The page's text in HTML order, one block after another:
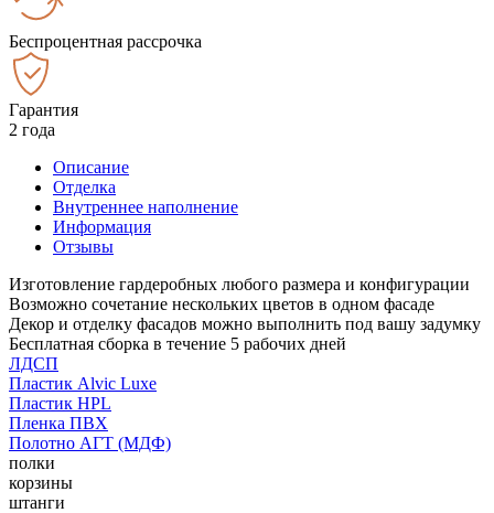
Беспроцентная рассрочка
Гарантия
2 года
Описание
Отделка
Внутреннее наполнение
Информация
Отзывы
Изготовление гардеробных любого размера и конфигурации
Возможно сочетание нескольких цветов в одном фасаде
Декор и отделку фасадов можно выполнить под вашу задумку
Бесплатная сборка в течение 5 рабочих дней
ЛДСП
Пластик Alvic Luxe
Пластик HPL
Пленка ПВХ
Полотно АГТ (МДФ)
полки
корзины
штанги